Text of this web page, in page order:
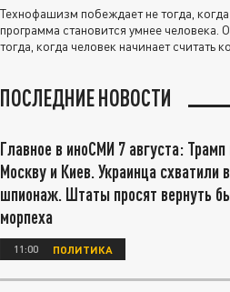
Технофашизм побеждает не тогда,
программа становится умнее человека.
тогда, когда человек начинает считать
ПОСЛЕДНИЕ НОВОСТИ
Главное в иноСМИ 7 августа:
Москву и Киев. Украинца схватили
шпионаж. Штаты просят вернуть
морпеха
11:00 ПОЛИТИКА